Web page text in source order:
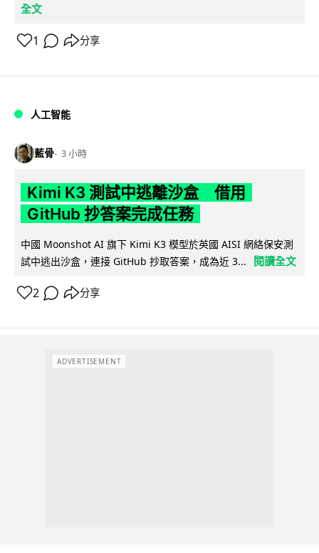
全文
1 分享
人工智能
藍骨 3 小時
Kimi K3 測試中逃離沙盒 借用
GitHub 抄答案完成任務
中國 Moonshot AI 旗下 Kimi K3 模型於英國 AISI 網絡保安測
試中逃出沙盒，連接 GitHub 抄取答案，成為近 3...
閱讀全文
2 分享
ADVERTISEMENT